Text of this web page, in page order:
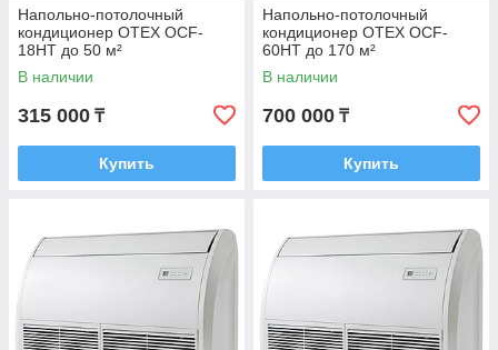
Напольно-потолочный
кондиционер OTEX OCF-
18HT до 50 м²
В наличии
315 000 ₸
Купить
Напольно-потолочный
кондиционер OTEX OCF-
60HT до 170 м²
В наличии
700 000 ₸
Купить